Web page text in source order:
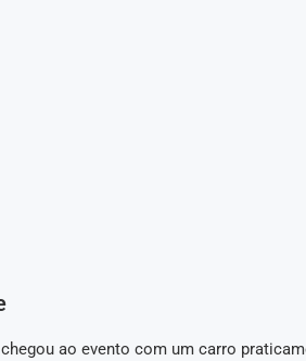
ao evento com um carro